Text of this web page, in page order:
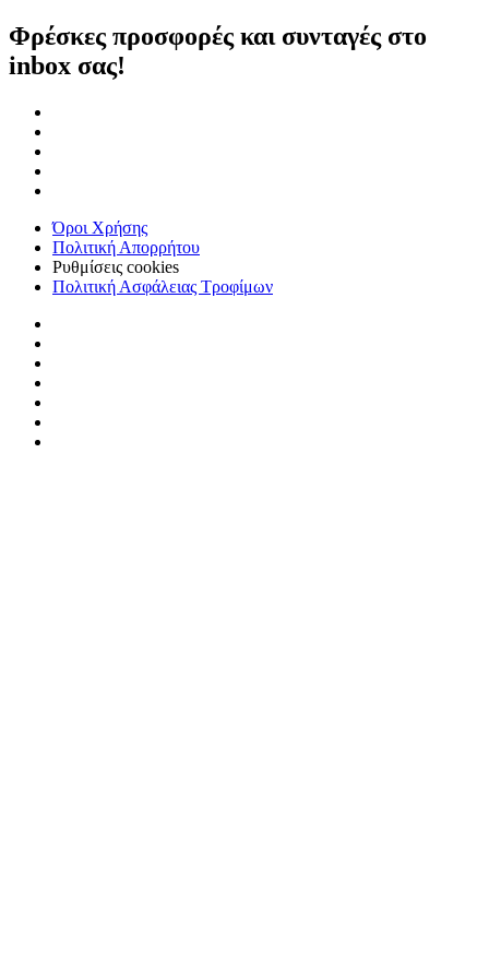
Φρέσκες προσφορές και συνταγές στο
inbox σας!
Όροι Χρήσης
Πολιτική Απορρήτου
Ρυθμίσεις cookies
Πολιτική Ασφάλειας Τροφίμων